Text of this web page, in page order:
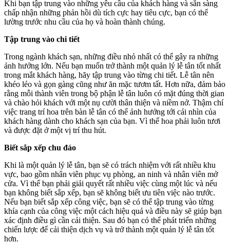
Khi bạn tập trung vào những yêu cầu của khách hàng và sẵn sàng
chấp nhận những phản hồi dù tích cực hay tiêu cực, bạn có thể
lường trước nhu cầu của họ và hoàn thành chúng.
Tập trung vào chi tiết
Trong ngành khách sạn, những điều nhỏ nhất có thể gây ra những
ảnh hưởng lớn. Nếu bạn muốn trở thành một quản lý lễ tân tốt nhất
trong mắt khách hàng, hãy tập trung vào từng chi tiết. Lễ tân nên
khéo léo và gọn gàng cũng như ăn mặc tươm tất. Hơn nữa, đảm bảo
rằng mỗi thành viên trong bộ phận lễ tân luôn có mặt đúng thời gian
và chào hỏi khách với một nụ cười thân thiện và niềm nở. Thậm chí
việc trang trí hoa trên bàn lễ tân có thể ảnh hưởng tới cái nhìn của
khách hàng dành cho khách sạn của bạn. Vì thế hoa phải luôn tươi
và được đặt ở một vị trí thu hút.
Biết sắp xếp chu đáo
Khi là một quản lý lễ tân, bạn sẽ có trách nhiệm với rất nhiều khu
vực, bao gồm nhân viên phục vụ phòng, an ninh và nhân viên mở
cửa. Vì thế bạn phải giải quyết rất nhiều việc cùng một lúc và nếu
bạn không biết sắp xếp, bạn sẽ không biết ưu tiên việc nào trước.
Nếu bạn biết sắp xếp công việc, bạn sẽ có thể tập trung vào từng
khía cạnh của công việc một cách hiệu quả và điều này sẽ giúp bạn
xác định điều gì cần cải thiện. Sau đó bạn có thể phát triển những
chiến lược để cải thiện dịch vụ và trở thành một quản lý lễ tân tốt
hơn.